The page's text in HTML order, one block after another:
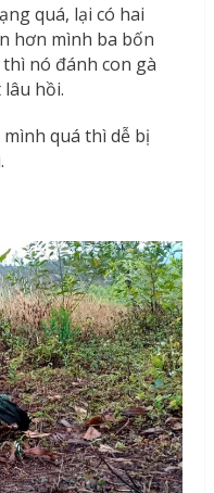
quá, lại có hai
hơn mình ba bốn
nó đánh con gà
hồi.
quá thì dễ bị